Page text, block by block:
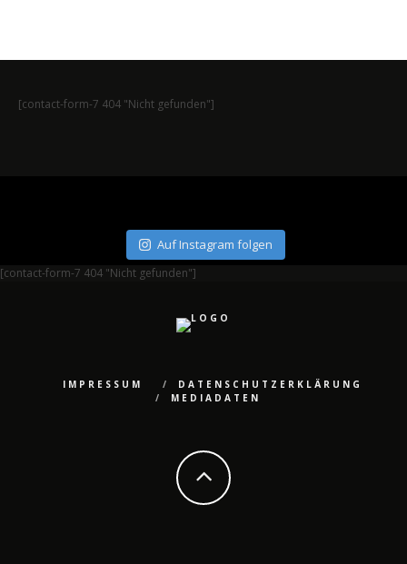
[contact-form-7 404 "Nicht gefunden"]
Auf Instagram folgen
[contact-form-7 404 "Nicht gefunden"]
IMPRESSUM
DATENSCHUTZERKLÄRUNG
MEDIADATEN